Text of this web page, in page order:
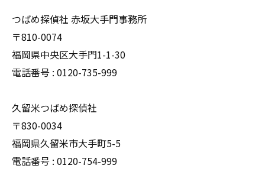
つばめ探偵社 赤坂大手門事務所
〒810-0074
福岡県中央区大手門1-1-30
電話番号 : 0120-735-999
久留米つばめ探偵社
〒830-0034
福岡県久留米市大手町5-5
電話番号 : 0120-754-999